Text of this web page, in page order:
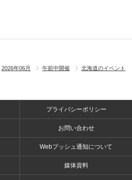
2026年06月 午前中開催
北海道のイベント
プライバシーポリシー
お問い合わせ
Webプッシュ通知について
媒体資料